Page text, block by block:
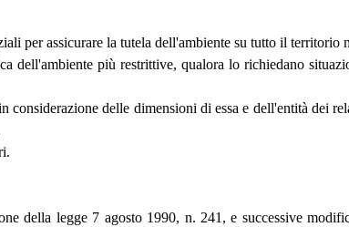
per assicurare la tutela dell'ambiente su tutto il territorio
dell'ambiente più restrittive, qualora lo richiedano
delle dimensioni di essa e dell'entità dei
della legge 7 agosto 1990, n. 241, e successive